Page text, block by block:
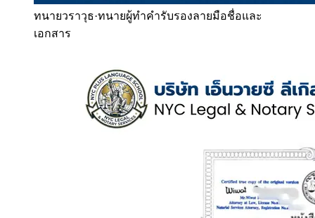
ทนายวราวุธ·ทนายผู้ทำคำรับรองลายมือชื่อและ
เอกสาร